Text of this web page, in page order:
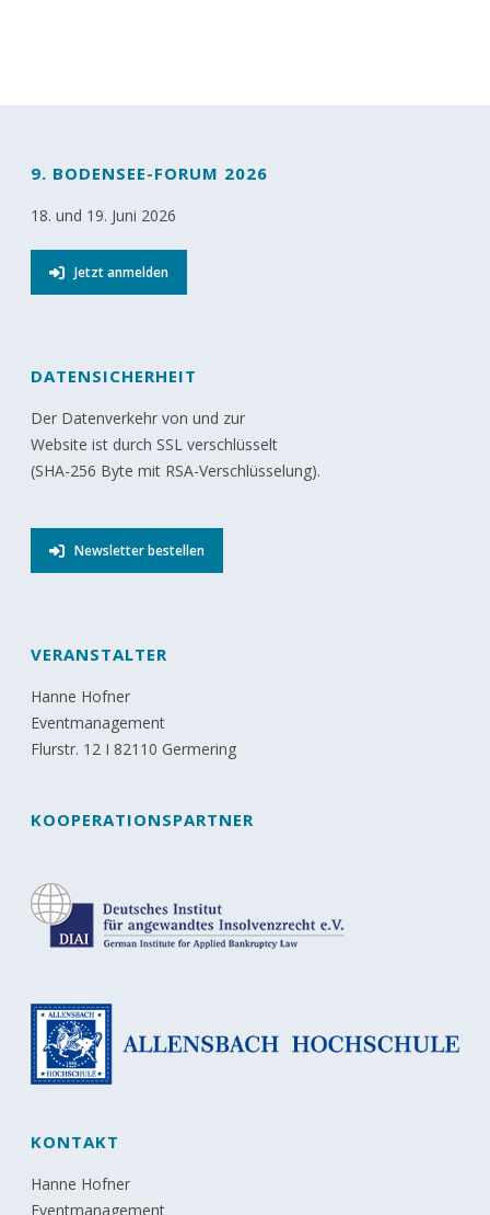
9. BODENSEE-FORUM 2026
18. und 19. Juni 2026
Jetzt anmelden
DATENSICHERHEIT
Der Datenverkehr von und zur
Website ist durch SSL verschlüsselt
(SHA-256 Byte mit RSA-Verschlüsselung).
Newsletter bestellen
VERANSTALTER
Hanne Hofner
Eventmanagement
Flurstr. 12 I 82110 Germering
KOOPERATIONSPARTNER
KONTAKT
Hanne Hofner
Eventmanagement